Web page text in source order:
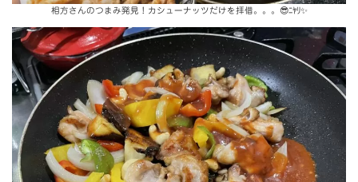
相方さんのつまみ発見！カシューナッツだけを拝借。。。😎ﾆﾔﾘ✨